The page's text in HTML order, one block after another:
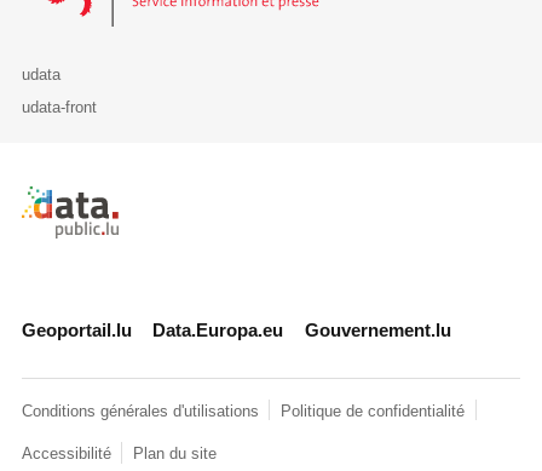
udata
udata-front
Retour à l'accueil de data.public.lu
Geoportail.lu Data.Europa.eu Gouvernement.lu
Conditions générales d'utilisations Politique de confidentialité
Accessibilité Plan du site